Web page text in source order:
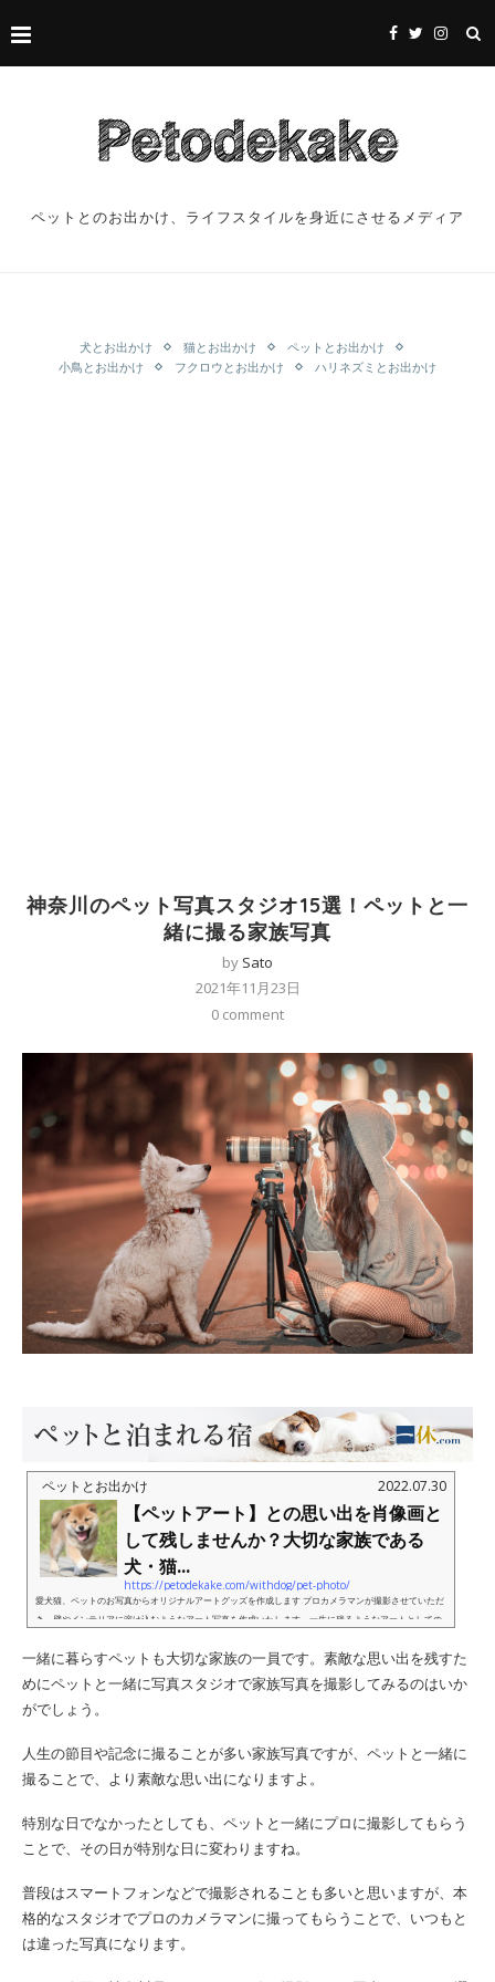
ペットとのお出かけ、ライフスタイルを身近にさせるメディア
犬とお出かけ 猫とお出かけ
ペットとお出かけ
小鳥とお出かけ
フクロウとお出かけ ハリネズミとお出かけ
神奈川のペット写真スタジオ15選！ペットと一
緒に撮る家族写真
by Sato
2021年11月23日
0 comment
ペットとお出かけ 2022.07.30
【ペットアート】との思い出を肖像画と
して残しませんか？大切な家族である
犬・猫...
https://petodekake.com/withdog/pet-photo/
愛犬猫、ペットのお写真からオリジナルアートグッズを作成します プロカメラマンが撮影させていただ
き、壁やインテリアに溶け込むようなアート写真を作成いたします。一生に残るようなアートとしての
一緒に暮らすペットも大切な家族の一員です。素敵な思い出を残すた
めにペットと一緒に写真スタジオで家族写真を撮影してみるのはいか
がでしょう。
人生の節目や記念に撮ることが多い家族写真ですが、ペットと一緒に
撮ることで、より素敵な思い出になりますよ。
特別な日でなかったとしても、ペットと一緒にプロに撮影してもらう
ことで、その日が特別な日に変わりますね。
普段はスマートフォンなどで撮影されることも多いと思いますが、本
格的なスタジオでプロのカメラマンに撮ってもらうことで、いつもと
は違った写真になります。